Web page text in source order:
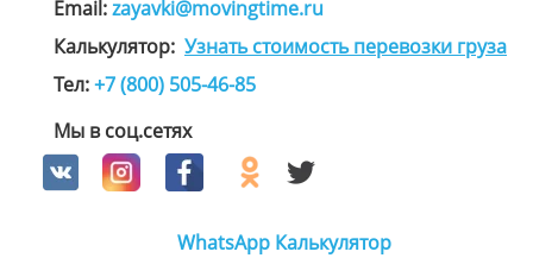
Email:zayavki@movingtime.ru
Калькулятор: Узнать стоимость перевозки груза
Тел:+7 (800) 505-46-85
Мы в соц.сетях
WhatsApp Калькулятор